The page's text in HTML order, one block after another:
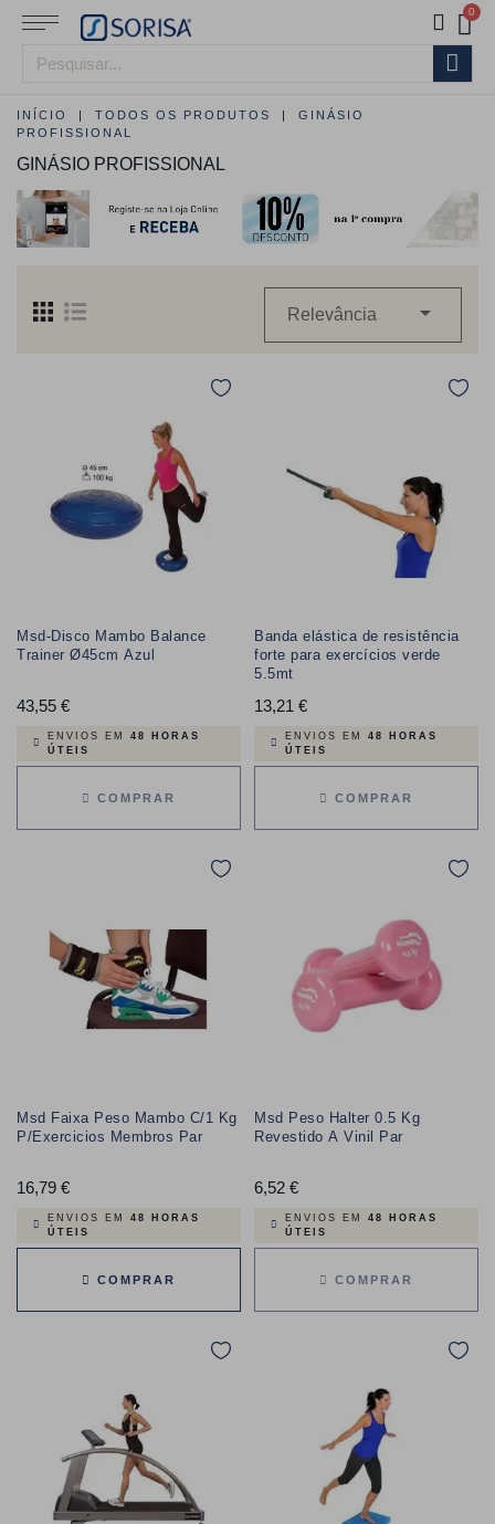
INÍCIO TODOS OS PRODUTOS
GINÁSIO
PROFISSIONAL
GINÁSIO PROFISSIONAL
Relevância 
Msd-Disco Mambo Balance
Trainer Ø45cm Azul
43,55 €Preço
ENVIOS EM 48 HORAS
ÚTEIS
COMPRAR
Banda elástica de resistência
forte para exercícios verde
5.5mt
13,21 €Preço
ENVIOS EM 48 HORAS
ÚTEIS
COMPRAR
Msd Faixa Peso Mambo C/1 Kg
P/Exercicios Membros Par
16,79 €Preço
ENVIOS EM 48 HORAS
ÚTEIS
COMPRAR
Msd Peso Halter 0.5 Kg
Revestido A Vinil Par
6,52 €Preço
ENVIOS EM 48 HORAS
ÚTEIS
COMPRAR